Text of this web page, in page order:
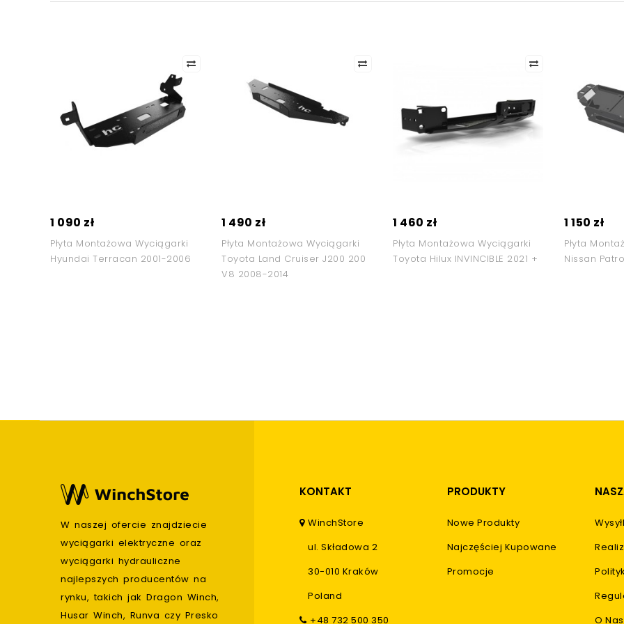
1 090 zł
Płyta Montażowa Wyciągarki
Hyundai Terracan 2001-2006
1 490 zł
Płyta Montażowa Wyciągarki
Toyota Land Cruiser J200 200
V8 2008-2014
1 460 zł
Płyta Montażowa Wyciągarki
Toyota Hilux INVINCIBLE 2021 +
1 150 zł
Płyta
Nissan
W naszej ofercie znajdziecie
wyciągarki elektryczne oraz
wyciągarki hydrauliczne
najlepszych producentów na
rynku, takich jak Dragon Winch,
Husar Winch, Runva czy Presko
KONTAKT
WinchStore
ul. Składowa 2
30-010 Kraków
Poland
+48 732 500 350
PRODUKTY
Nowe Produkty
Najczęściej Kupowane
Promocje
O Nas